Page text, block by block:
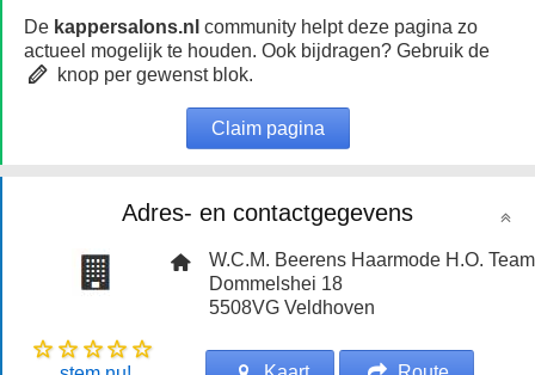
De kappersalons.nl community helpt deze pagina zo
actueel mogelijk te houden. Ook bijdragen? Gebruik de
knop per gewenst blok.
Claim pagina
Adres- en contactgegevens
W.C.M. Beerens Haarmode H.O.
Dommelshei 18
5508VGVeldhoven